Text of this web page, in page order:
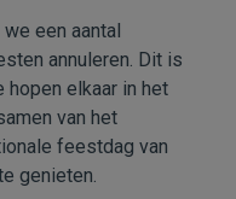
een aantal
annuleren. Dit is
elkaar in het
van het
feestdag van
genieten.